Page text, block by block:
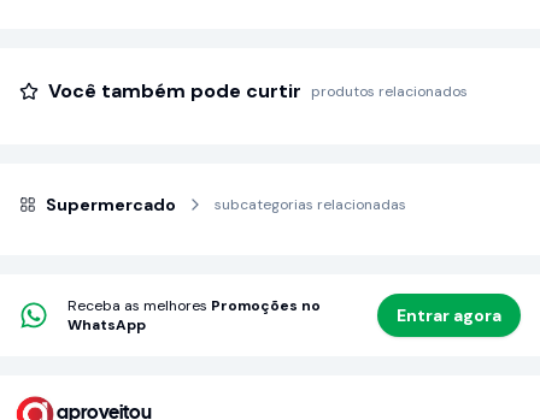
Você também pode curtir produtos relacionados
Supermercado subcategorias relacionadas
Receba as melhores Promoções no
WhatsApp
Entrar agora
aproveitou